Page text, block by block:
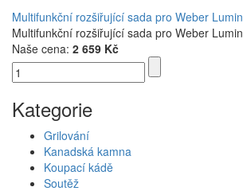
Multifunkční rozšiřující sada pro Weber Lumin
Multifunkční rozšiřující sada pro Weber Lumin
Naše cena: 2 659 Kč
Kategorie
Grilování
Kanadská kamna
Koupací kádě
Soutěž